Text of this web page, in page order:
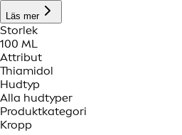
Läs mer
Storlek
100 ML
Attribut
Thiamidol
Hudtyp
Alla hudtyper
Produktkategori
Kropp